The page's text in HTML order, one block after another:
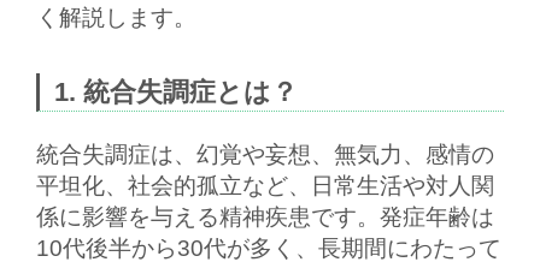
く解説します。
1. 統合失調症とは？
統合失調症は、幻覚や妄想、無気力、感情の
平坦化、社会的孤立など、日常生活や対人関
係に影響を与える精神疾患です。発症年齢は
10代後半から30代が多く、長期間にわたって